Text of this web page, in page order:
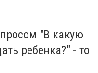
"В какую
ребенка?" - то